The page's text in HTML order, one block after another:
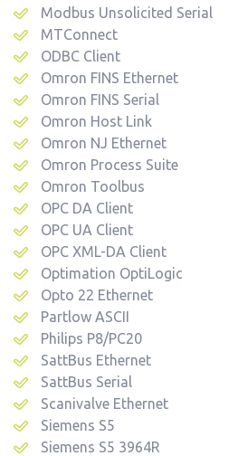
Modbus Unsolicited Serial
MTConnect
ODBC Client
Omron FINS Ethernet
Omron FINS Serial
Omron Host Link
Omron NJ Ethernet
Omron Process Suite
Omron Toolbus
OPC DA Client
OPC UA Client
OPC XML-DA Client
Optimation OptiLogic
Opto 22 Ethernet
Partlow ASCII
Philips P8/PC20
SattBus Ethernet
SattBus Serial
Scanivalve Ethernet
Siemens S5
Siemens S5 3964R